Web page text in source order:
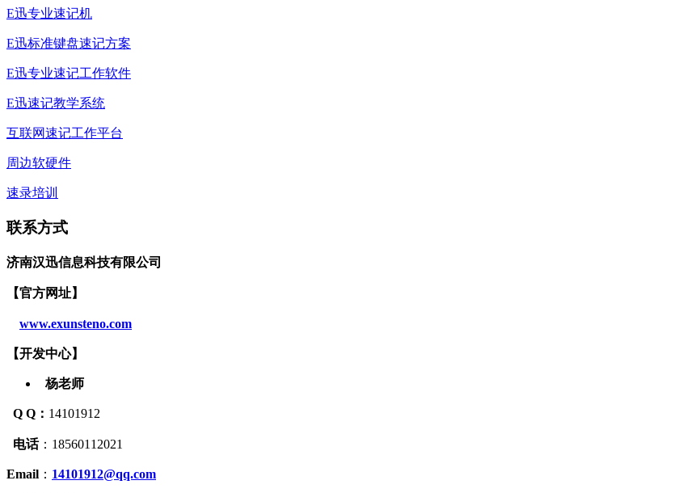
E迅专业速记机
E迅标准键盘速记方案
E迅专业速记工作软件
E迅速记教学系统
互联网速记工作平台
周边软硬件
速录培训
联系方式
济南汉迅信息科技有限公司
【官方网址】
www.exunsteno.com
【开发中心】
杨老师
Q Q： 14101912
电话： 18560112021
Email ： 14101912@qq.com